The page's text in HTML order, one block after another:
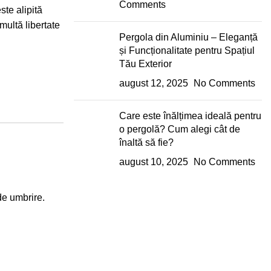
alipită
libertate
umbrire.
Comments
Pergola din Aluminiu – Eleganță
și Funcționalitate pentru Spațiul
Tău Exterior
august 12, 2025
No Comments
Care este înălțimea ideală pentru
o pergolă? Cum alegi cât de
înaltă să fie?
august 10, 2025
No Comments